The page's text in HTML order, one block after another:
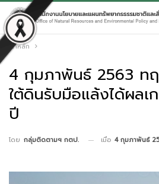
หน้าหลัก
4 กุมภาพันธ์ 2563 ท
ใต้ดินรับมือแล้งได้ผลเ
ปี
โดย กลุ่มติดตามฯ กตป. เมื่อ 4 กุมภาพันธ์